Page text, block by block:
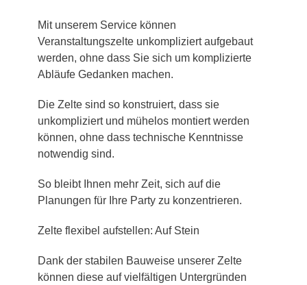
Mit unserem Service können
Veranstaltungszelte unkompliziert aufgebaut
werden, ohne dass Sie sich um komplizierte
Abläufe Gedanken machen.
Die Zelte sind so konstruiert, dass sie
unkompliziert und mühelos montiert werden
können, ohne dass technische Kenntnisse
notwendig sind.
So bleibt Ihnen mehr Zeit, sich auf die
Planungen für Ihre Party zu konzentrieren.
Zelte flexibel aufstellen: Auf Stein
Dank der stabilen Bauweise unserer Zelte
können diese auf vielfältigen Untergründen